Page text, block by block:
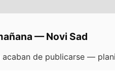
—Novi Sad
acaban de publicarse —